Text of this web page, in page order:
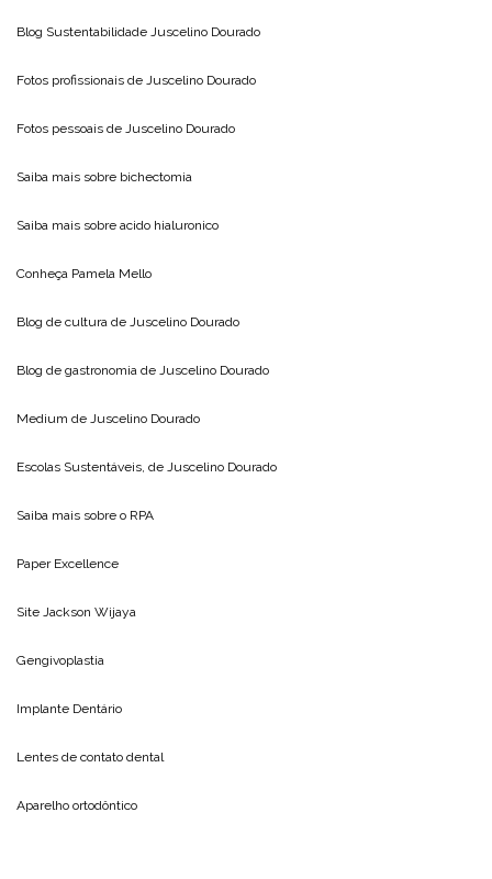
Blog Sustentabilidade Juscelino Dourado
Fotos profissionais de Juscelino Dourado
Fotos pessoais de Juscelino Dourado
Saiba mais sobre bichectomia
Saiba mais sobre acido hialuronico
Conheça Pamela Mello
Blog de cultura de Juscelino Dourado
Blog de gastronomia de Juscelino Dourado
Medium de Juscelino Dourado
Escolas Sustentáveis, de Juscelino Dourado
Saiba mais sobre o RPA
Paper Excellence
Site Jackson Wijaya
Gengivoplastia
Implante Dentário
Lentes de contato dental
Aparelho ortodôntico